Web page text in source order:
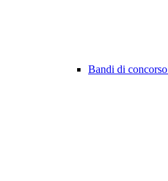
Bandi di concorso